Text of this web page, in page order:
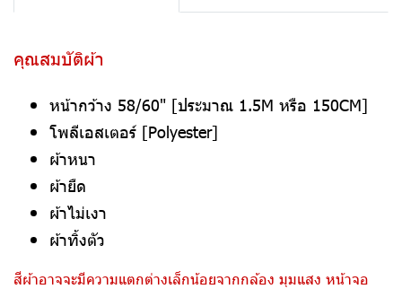
คุณสมบัติผ้า
หน้ากว้าง 58/60" [ประมาณ 1.5M หรือ 150CM]
โพลีเอสเตอร์ [Polyester]
ผ้าหนา
ผ้ายืด
ผ้าไม่เงา
ผ้าทิ้งตัว
สีผ้าอาจจะมีความแตกต่างเล็กน้อยจากกล้อง มุมแสง หน้าจอ